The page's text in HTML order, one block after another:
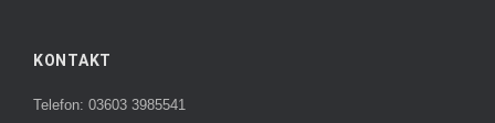
KONTAKT
Telefon: 03603 3985541